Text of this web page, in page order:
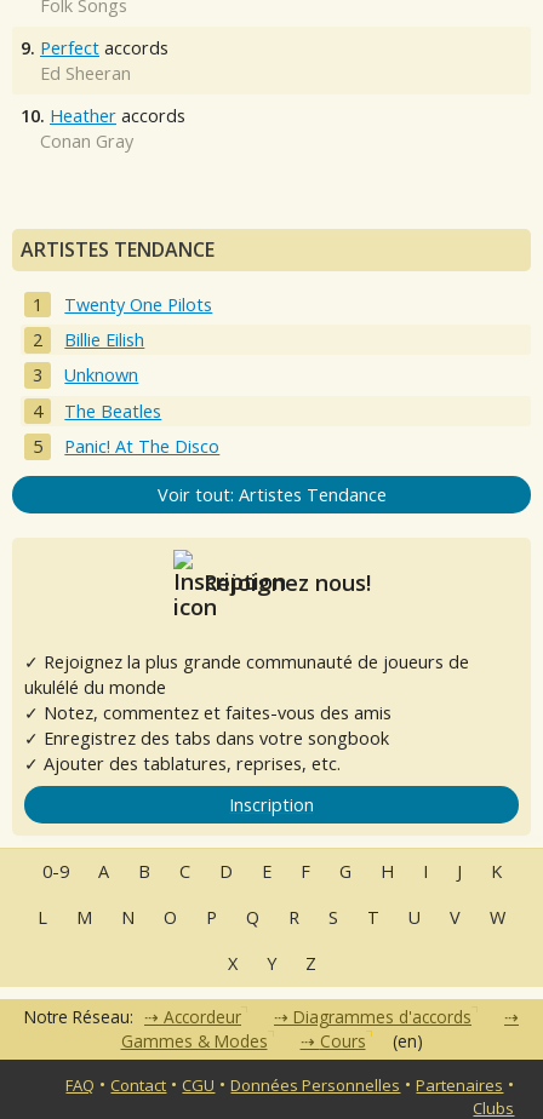
Folk Songs
9. Perfect accords
Ed Sheeran
10. Heather accords
Conan Gray
ARTISTES TENDANCE
Twenty One Pilots
Billie Eilish
Unknown
The Beatles
Panic! At The Disco
Voir tout: Artistes Tendance
Rejoignez nous!
✓ Rejoignez la plus grande communauté de joueurs de
ukulélé du monde
✓ Notez, commentez et faites-vous des amis
✓ Enregistrez des tabs dans votre songbook
✓ Ajouter des tablatures, reprises, etc.
Inscription
0-9 A B C D E F G H I J
K
L
M N O P Q R S T U V
W
X
Y Z
Notre Réseau: Accordeur
Diagrammes d'accords
Gammes & Modes
Cours (en)
FAQ • Contact • CGU •Données Personnelles •Partenaires •
Clubs